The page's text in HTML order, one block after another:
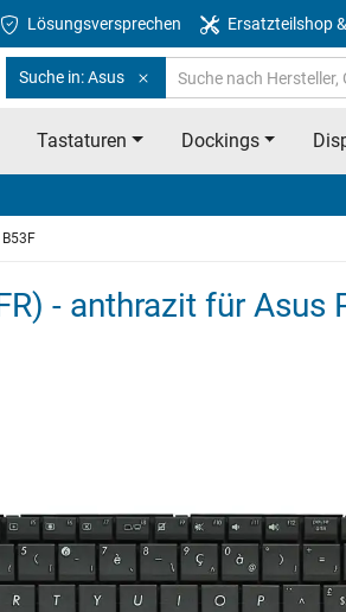
Lösungsversprechen Ersatzteilshop
Suche in: Asus
Tastaturen Dockings
- anthrazit für Asus